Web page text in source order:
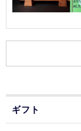
ギフト